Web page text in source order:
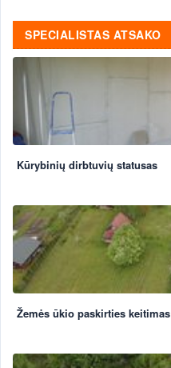
SPECIALISTAS ATSAKO
Kūrybinių dirbtuvių statusas
Žemės ūkio paskirties keitimas